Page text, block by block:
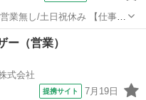
/土日祝休み 【仕事内
◆◆ お仕事内
業補助業務
ー（営業）
式会社
提携サイト 7月19日